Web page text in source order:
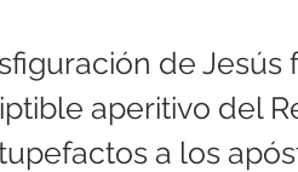
de Jesús
aperitivo del
a los